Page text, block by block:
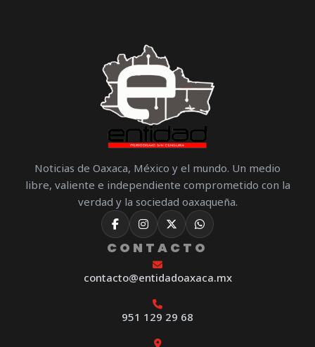
Noticias de Oaxaca, México y el mundo. Un medio
libre, valiente e independiente comprometido con la
verdad y la sociedad oaxaqueña.
CONTACTO
contacto@entidadoaxaca.mx
951 129 29 68